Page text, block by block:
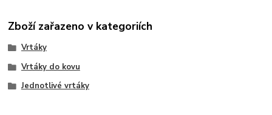
Zboží zařazeno v kategoriích
Vrtáky
Vrtáky do kovu
Jednotlivé vrtáky